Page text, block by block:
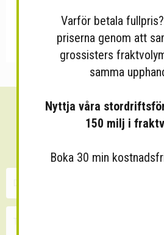
Sänk dina
Varför betala
priserna genom att
grossisters
samma
Nyttja våra
150 milj i
Boka 30 min